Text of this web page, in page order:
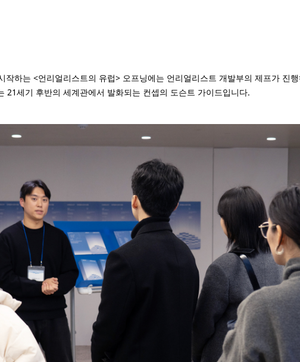
작하는 <언리얼리스트의 유럽> 오프닝에는 언리얼리스트 개발부의 제프가 진
21세기 후반의 세계관에서 발화되는 컨셉의 도슨트 가이드입니다.